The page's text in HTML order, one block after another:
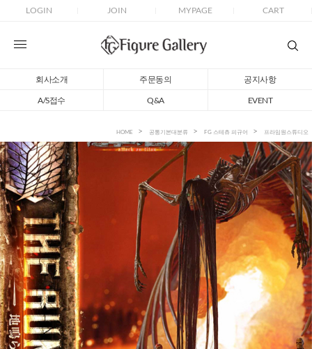
LOGIN JOIN MYPAGE CART
회사소개 주문동의
공지사항
A/S접수
Q&A EVENT
HOME 공통기본대분류 FG 스테츄 피규어 프라임원스튜디오